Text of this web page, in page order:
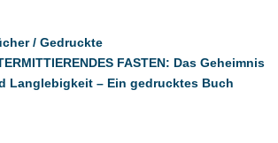
/ Gedruckte
FASTEN: Das Geheimnis
Langlebigkeit – Ein gedrucktes Buch